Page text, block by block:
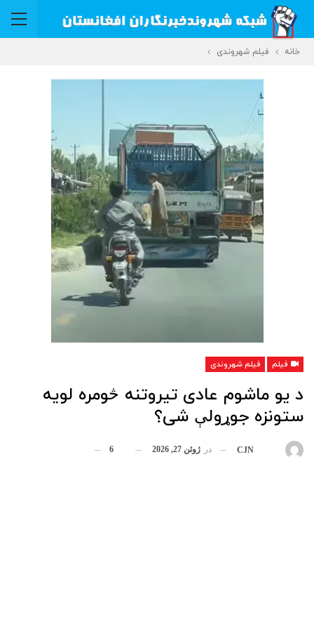
خانه فیلم شهروندی
فیلم فیلم شهروندی
د یو ماشوم عادی تیروتنه څومره لویه
ستونزه جوړولې شی؟
CJN در ژوئن 27, 2026 6